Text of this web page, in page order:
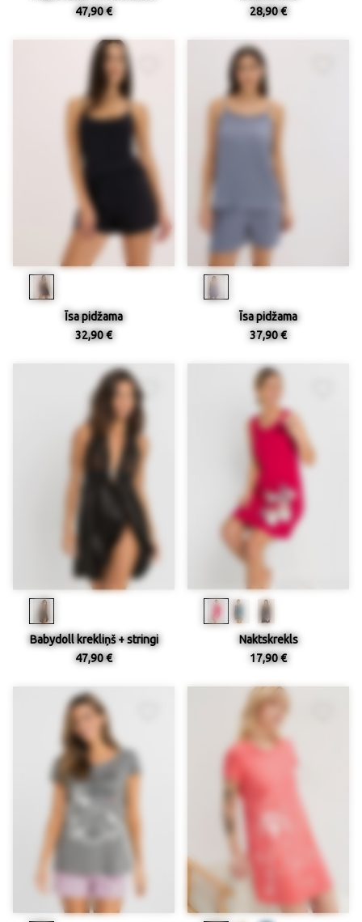
47,90 €
28,90 €
Īsa pidžama
32,90 €
Īsa pidžama
37,90 €
Babydoll krekliņš + stringi
47,90 €
Naktskrekls
17,90 €